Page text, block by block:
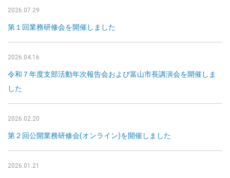
2026.07.29
第１回業務研修会を開催しました
2026.04.16
令和７年度支部活動年次報告会および富山市長講演会を開催しま
した
2026.02.20
第２回公開業務研修会(オンライン)を開催しました
2026.01.21